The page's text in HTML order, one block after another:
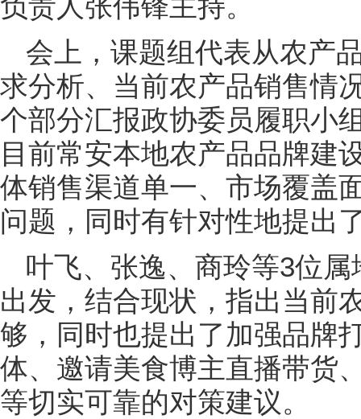
会上，课题组代表从农产
求分析、当前农产品销售情
个部分汇报政协委员履职小
目前常安本地农产品品牌建
体销售渠道单一、市场覆盖
问题，同时有针对性地提出
叶飞、张逸、商玲等3位
出发，结合现状，指出当前
够，同时也提出了加强品牌
体、邀请美食博主直播带货
等切实可靠的对策建议。